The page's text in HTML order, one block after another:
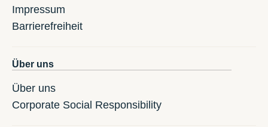
Impressum
Barrierefreiheit
Über uns
Über uns
Corporate Social Responsibility